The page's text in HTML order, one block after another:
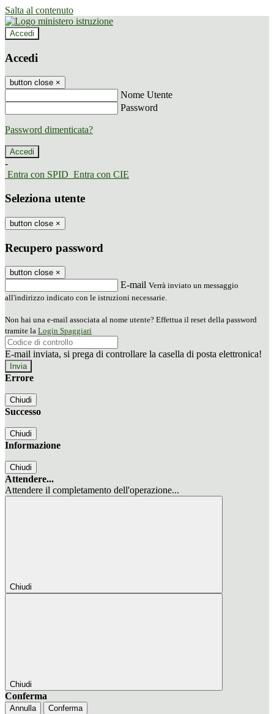
Salta al contenuto
Accedi
Accedi
button close ×
Nome Utente
Password
Password dimenticata?
-
Entra con SPID Entra con CIE
Seleziona utente
button close ×
Recupero password
button close ×
E-mail Verrà inviato un messaggio
all'indirizzo indicato con le istruzioni necessarie.
Non hai una e-mail associata al nome utente? Effettua il reset della password
tramite la Login Spaggiari
E-mail inviata, si prega di controllare la casella di posta elettronica!
Errore
Chiudi
Successo
Chiudi
Informazione
Chiudi
Attendere...
Attendere il completamento dell'operazione...
Chiudi
Chiudi
Conferma
Annulla Conferma